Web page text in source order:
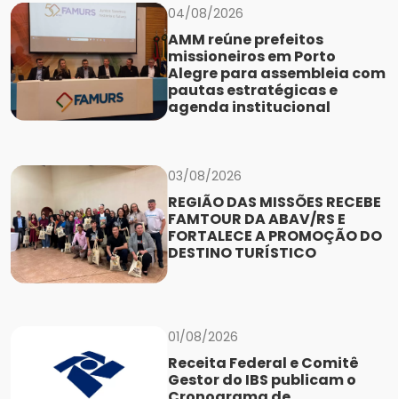
04/08/2026
AMM reúne prefeitos
missioneiros em Porto
Alegre para assembleia com
pautas estratégicas e
agenda institucional
03/08/2026
REGIÃO DAS MISSÕES RECEBE
FAMTOUR DA ABAV/RS E
FORTALECE A PROMOÇÃO DO
DESTINO TURÍSTICO
01/08/2026
Receita Federal e Comitê
Gestor do IBS publicam o